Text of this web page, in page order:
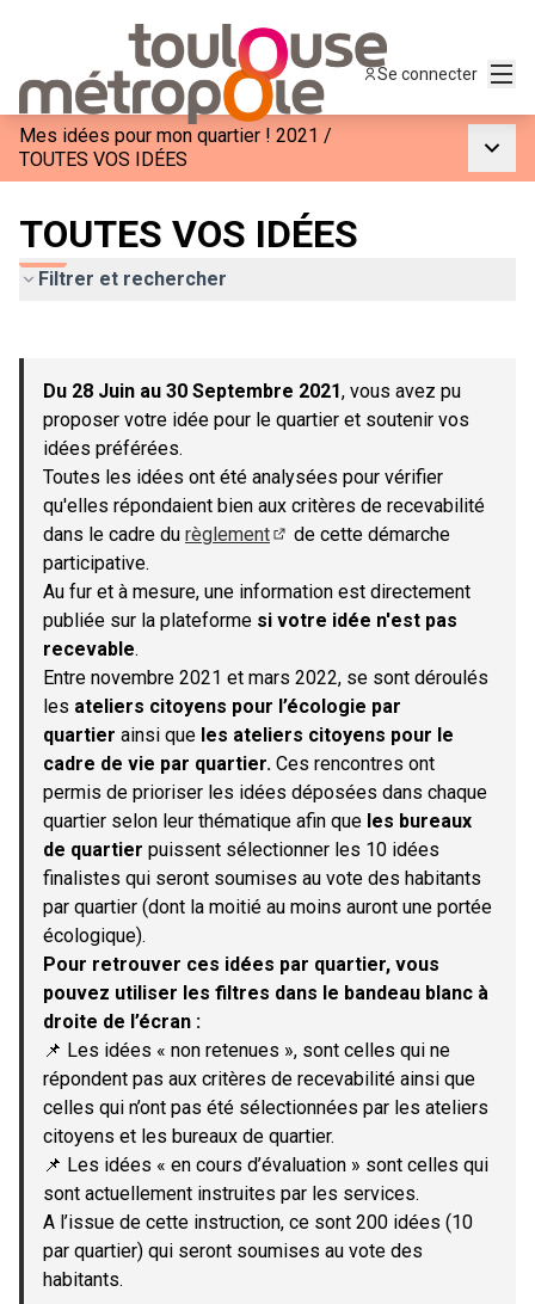
Se connecter
Mes idées pour mon quartier ! 2021 /
TOUTES VOS IDÉES
TOUTES VOS IDÉES
Filtrer et rechercher
−
Du 28 Juin au 30 Septembre 2021, vous avez pu
proposer votre idée pour le quartier et soutenir vos
idées préférées.
Toutes les idées ont été analysées pour vérifier
qu'elles répondaient bien aux critères de recevabilité
dans le cadre du règlement
de cette démarche
participative.
Au fur et à mesure, une information est directement
publiée sur la plateforme si votre idée n'est pas
recevable.
Entre novembre 2021 et mars 2022, se sont déroulés
les ateliers citoyens pour l’écologie par
quartier ainsi que les ateliers citoyens pour le
cadre de vie par quartier. Ces rencontres ont
permis de prioriser les idées déposées dans chaque
quartier selon leur thématique afin que les bureaux
de quartier puissent sélectionner les 10 idées
finalistes qui seront soumises au vote des habitants
par quartier (dont la moitié au moins auront une portée
écologique).
Pour retrouver ces idées par quartier, vous
pouvez utiliser les filtres dans le bandeau blanc à
droite de l’écran :
📌 Les idées « non retenues », sont celles qui ne
répondent pas aux critères de recevabilité ainsi que
celles qui n’ont pas été sélectionnées par les ateliers
citoyens et les bureaux de quartier.
📌 Les idées « en cours d’évaluation » sont celles qui
sont actuellement instruites par les services.
A l’issue de cette instruction, ce sont 200 idées (10
par quartier) qui seront soumises au vote des
habitants.